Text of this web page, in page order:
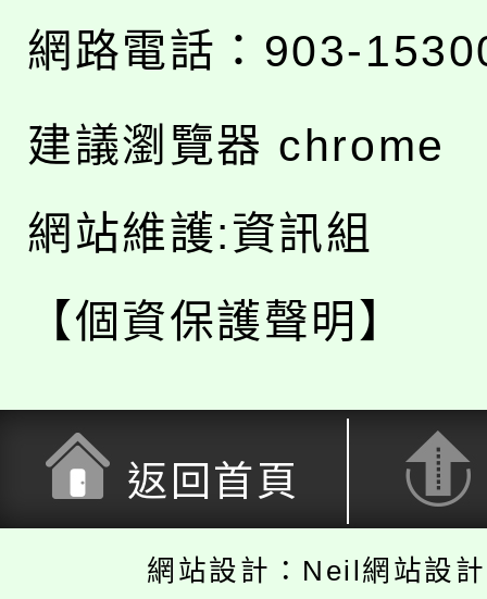
網路電話：903-
建議瀏覽器 chrome
網站維護:資訊組
【個資保護聲明】
返回首頁
網站設計：Neil網站設